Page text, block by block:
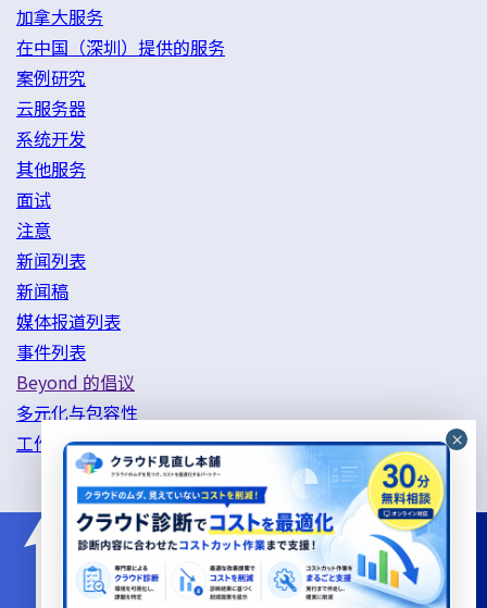
加拿大服务
在中国（深圳）提供的服务
案例研究
云服务器
系统开发
其他服务
面试
注意
新闻列表
新闻稿
媒体报道列表
事件列表
Beyond 的倡议
多元化与包容性
工作方式改革举措